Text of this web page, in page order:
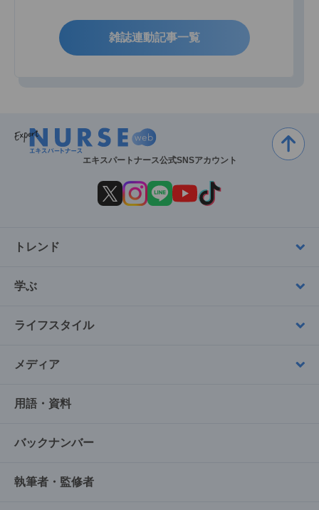
雑誌連動記事一覧
エキスパートナース公式SNSアカウント
トレンド
学ぶ
ライフスタイル
メディア
用語・資料
バックナンバー
執筆者・監修者